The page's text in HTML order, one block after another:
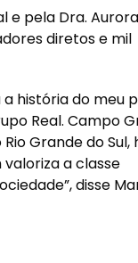
e pela Dra.
diretos e mil
história do meu
Real. Campo
Grande do Sul,
a classe
disse